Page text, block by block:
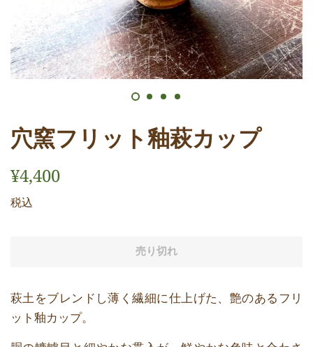
穴窯フリット釉萩カップ
通
価
¥4,400
税込
売り切れ
萩土をブレンドし薄く繊細に仕上げた、艶のあるフリ
ット釉カップ。